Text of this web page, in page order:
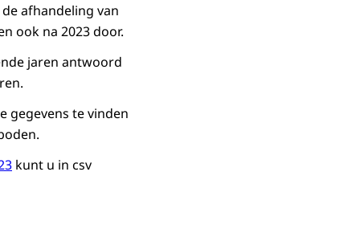
afhandeling van
ook na 2023 door.
jaren antwoord
gegevens te vinden
kunt u in csv